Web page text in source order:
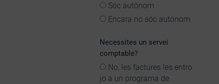
Sóc autònom
Encara no sóc autònom
Necessites un servei
comptable?
No, les factures les entro
jo a un programa de